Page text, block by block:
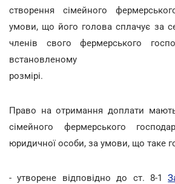
створення сімейного
умови, що його голова сплачує за
членів свого фермерського
встановленому
Право на отримання доплати
сімейного фермерського
юридичної особи, за умови, що таке
- утворене відповідно до ст. 8-1